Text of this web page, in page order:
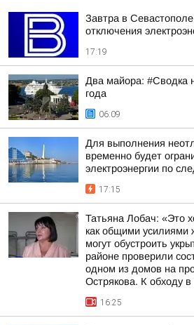
Завтра в
отключения
17:19
Два майора: #Сводка
года
06:09
Для выполнения
временно будет
электроэнергии по
17:15
Татьяна Лобач: «Это
как общими усилиями
могут обустроить
районе проверили
одном из домов на
Острякова. К обходу в
16:25